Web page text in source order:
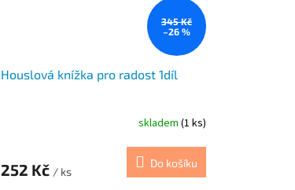
345 Kč
–26 %
Houslová knížka pro radost 1díl
skladem (1 ks)
252 Kč / ks
Do košíku